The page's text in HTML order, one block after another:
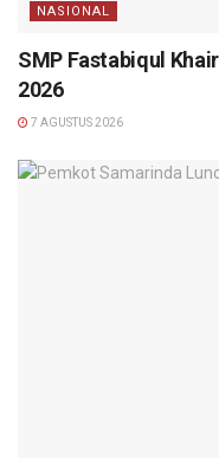
NASIONAL
SMP Fastabiqul
2026
7 AGUSTUS 2026